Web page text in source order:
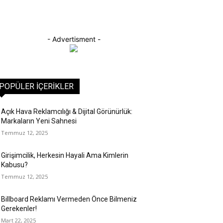
- Advertisment -
İÇERIKLER
Açık Hava Reklamcılığı & Dijital Görünürlük:
Markaların Yeni Sahnesi
Temmuz 12, 2025
Girişimcilik, Herkesin Hayali Ama Kimlerin
Kabusu?
Temmuz 12, 2025
Billboard Reklamı Vermeden Önce Bilmeniz
Gerekenler!
Mart 22, 2025